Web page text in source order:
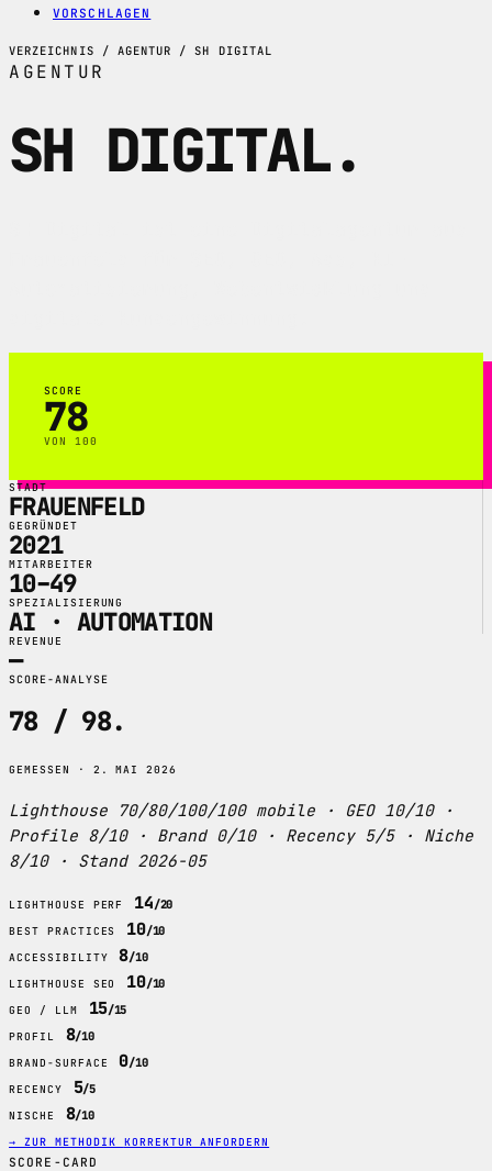
VORSCHLAGEN
VERZEICHNIS / AGENTUR / SH DIGITAL
AGENTUR
SH DIGITAL.
SCORE
78
VON 100
STADT
FRAUENFELD
GEGRÜNDET
2021
MITARBEITER
10–49
SPEZIALISIERUNG
AI · AUTOMATION
REVENUE
—
SCORE-ANALYSE
78 / 98.
GEMESSEN · 2. MAI 2026
Lighthouse 70/80/100/100 mobile · GEO 10/10 ·
Profile 8/10 · Brand 0/10 · Recency 5/5 · Niche
8/10 · Stand 2026-05
LIGHTHOUSE PERF 14/20
BEST PRACTICES 10/10
ACCESSIBILITY 8/10
LIGHTHOUSE SEO 10/10
GEO / LLM 15/15
PROFIL 8/10
BRAND-SURFACE 0/10
RECENCY 5/5
NISCHE 8/10
→ ZUR METHODIK KORREKTUR ANFORDERN
SCORE-CARD